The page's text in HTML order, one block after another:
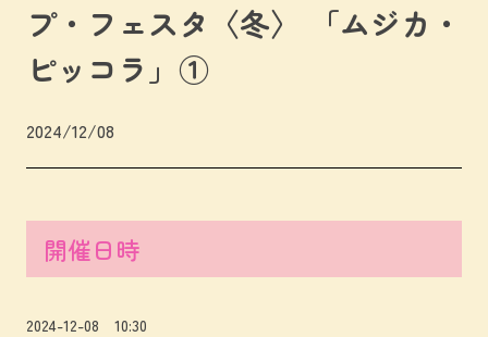
プ・フェスタ〈冬〉 「ムジカ・
ピッコラ」①
2024/12/08
開催日時
2024-12-08 10:30